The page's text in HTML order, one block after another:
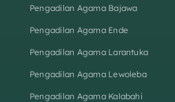
Pengadilan Agama Bajawa
Pengadilan Agama Ende
Pengadilan Agama Larantuka
Pengadilan Agama Lewoleba
Pengadilan Agama Kalabahi